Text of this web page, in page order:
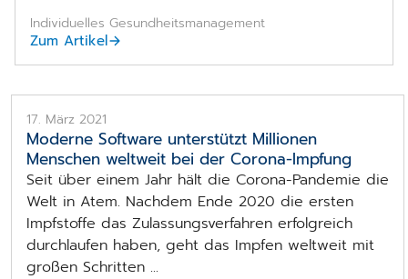
Individuelles Gesundheitsmanagement
Zum Artikel
17. März 2021
Moderne Software unterstützt Millionen
Menschen weltweit bei der Corona-Impfung
Seit über einem Jahr hält die Corona-Pandemie die
Welt in Atem. Nachdem Ende 2020 die ersten
Impfstoffe das Zulassungsverfahren erfolgreich
durchlaufen haben, geht das Impfen weltweit mit
großen Schritten ...